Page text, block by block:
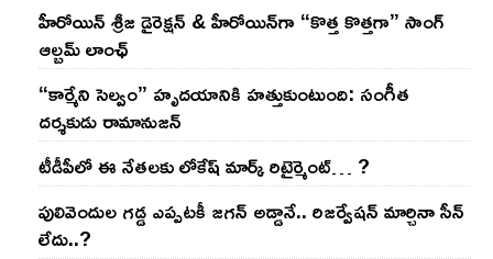
హీరోయిన్ శ్రీజ డైరెక్ష‌న్ & హీరోయిన్‌గా “కొత్త కొత్తగా” సాంగ్
ఆల్బమ్ లాంఛ్
“కార్మేని సెల్వం” హృదయానికి హత్తుకుంటుంది: సంగీత
దర్శకుడు రామానుజన్
టీడీపీలో ఈ నేత‌ల‌కు లోకేష్ మార్క్ రిటైర్మెంట్‌… ?
పులివెందుల గ‌డ్డ ఎప్ప‌ట‌కీ జ‌గ‌న్ అడ్డానే.. రిజ‌ర్వేష‌న్ మార్చినా సీన్
లేదు..?